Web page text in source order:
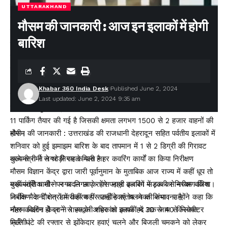
कम परेशानी हो इसके लिए ऊर्जा और पेयजल अधिकारियो को मांग के अनुरूप
कार्य योजना बनाने के निर्देश दिए। लोगों को किस प्रकार तत्कालिक राहत की
जा सकती है इस पर अधिकारी ध्यान दें। भविष्य में किस प्रकार ऊर्जा और
पेयजल संकट से निपटा जा सके इसके लिए दीर्घकालिक योजना भी तैयार करने
शीघ्र आरंभ करने को कहा।
बैठक में जिलाधिकारी वंदना सिंह ने जानकारी दी कि कैंची धाम के मेले के लिए
11 पार्किंग तैयार की गई है जिसकी क्षमता लगभग 1500 से 2 हजार वाहनों की
होगी।
मुख्यमंत्री ने नगर निगम के पास नहर कवरिंग कार्यों का किया निरीक्षण
मुख्यमंत्री धामी ने नगर निगम के पास नहर कवरिंग सड़क का निरीक्षण किया।
निरीक्षण के दौरान डामरीकरण पर उन्होंने संतोष व्यक्त किया। उन्होंने कहा कि
नहर कवरिंग हो जाने से हल्द्वानी शहर को काफी हद तक जाम से निजात
मिलेगी।
UTTARAKHAND
मौसम की जानकारी : आज इन इलाकों में होगी
बारिश
Last updated: June 2, 2024 9:35 am
Khabar 360 India Desk Published June 2, 2024
मौसम की जानकारी : उत्तराखंड की राजधानी देहरादून सहित पर्वतीय इलाकों में
शनिवार को हुई झमाझम बारिश के बाद तापमान में 1 से 2 डिग्री की गिरावट
आने से गर्मी से थोड़ी राहत मिली है।
मौसम विज्ञान केंद्र द्वारा जारी पूर्वानुमान के मुताबिक आज राज्य में कहीं धूप तो
कहीं आंशिक तौर पर बादल छाए रहेंगे पहाड़ी इलाकों में हल्की से मध्यम बारिश
जबकि मैदानी क्षेत्रों में कहीं कहीं सतही हवाएं चलने की संभावना है
मौसम विज्ञान केंद्र ने राज्य के अधिकांश इलाकों में 30 से 40 किलोमीटर
प्रति घंटे की रफ्तार से झोंकेदार हवाएं चलने और बिजली चमकने को लेकर